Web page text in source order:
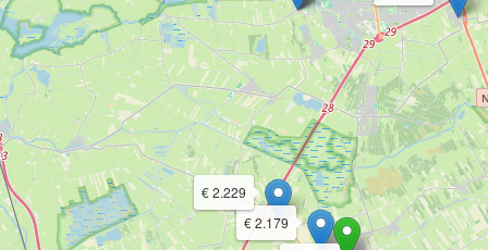
€ 2.179
€ 2.229